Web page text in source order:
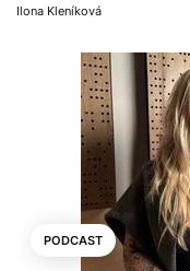
Ilona Kleníková
PODCAST